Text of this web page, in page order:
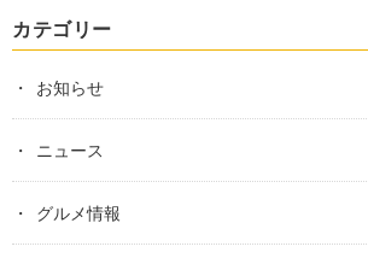
カテゴリー
お知らせ
ニュース
グルメ情報